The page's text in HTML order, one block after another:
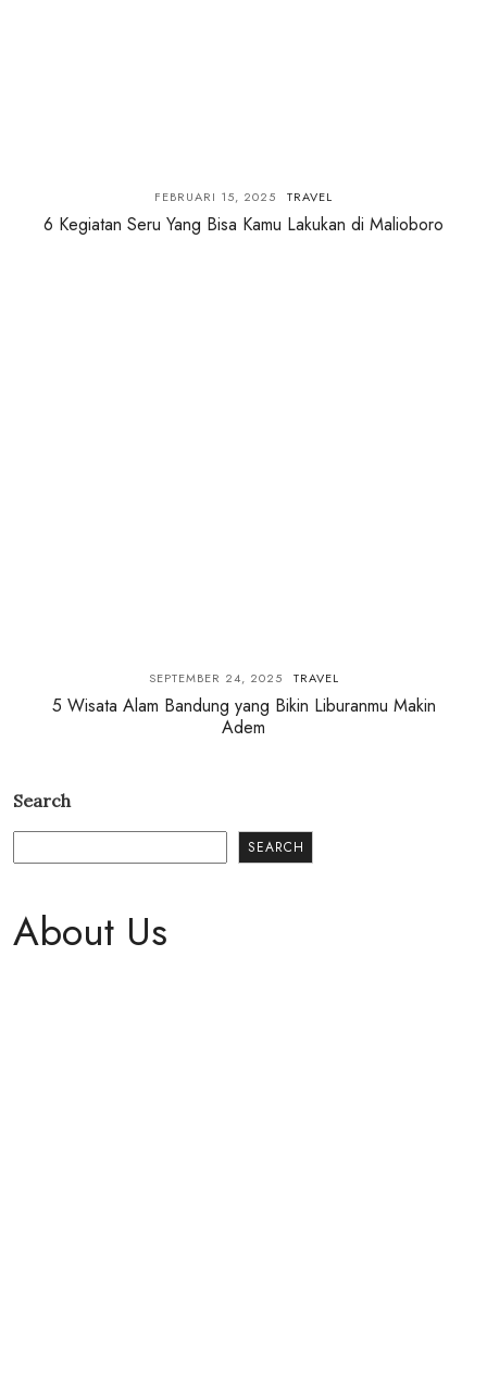
FEBRUARI 15, 2025 TRAVEL
6 Kegiatan Seru Yang Bisa Kamu Lakukan di Malioboro
SEPTEMBER 24, 2025 TRAVEL
5 Wisata Alam Bandung yang Bikin Liburanmu Makin
Adem
Search
SEARCH
About Us